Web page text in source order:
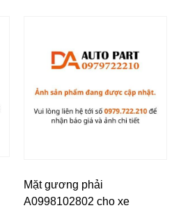
Mặt gương phải
A0998102802 cho xe